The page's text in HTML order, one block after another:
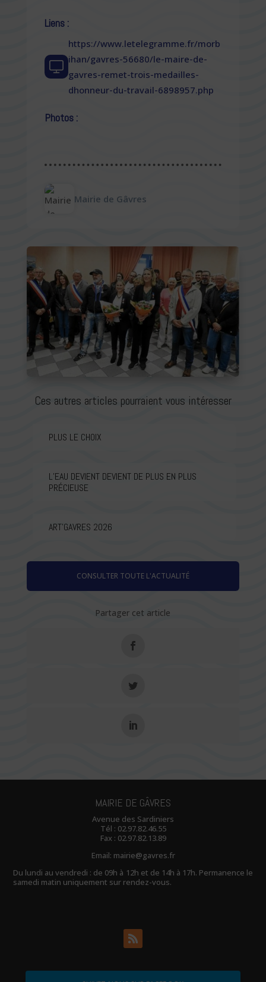
Liens :
https://www.letelegramme.fr/morb
ihan/gavres-56680/le-maire-de-
gavres-remet-trois-medailles-
dhonneur-du-travail-6898957.php
Photos :
Mairie de Gâvres
Ces autres articles pourraient vous intéresser
PLUS LE CHOIX
L’EAU DEVIENT DEVIENT DE PLUS EN PLUS
PRÉCIEUSE
ART’GAVRES 2026
CONSULTER TOUTE L'ACTUALITÉ
Partager cet article
MAIRIE DE GÂVRES
Avenue des Sardiniers
Tél : 02.97.82.46.55
Fax : 02.97.82.13.89
Email: mairie@gavres.fr
Du lundi au vendredi : de 09h à 12h et de 14h à 17h. Permanence le
samedi matin uniquement sur rendez-vous.